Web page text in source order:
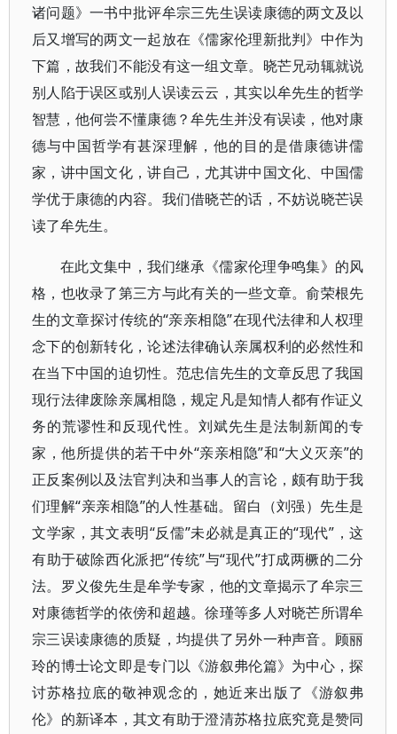
诸问题》一书中批评牟宗三先生误读康德的两文及以
后又增写的两文一起放在《儒家伦理新批判》中作为
下篇，故我们不能没有这一组文章。晓芒兄动辄就说
别人陷于误区或别人误读云云，其实以牟先生的哲学
智慧，他何尝不懂康德？牟先生并没有误读，他对康
德与中国哲学有甚深理解，他的目的是借康德讲儒
家，讲中国文化，讲自己，尤其讲中国文化、中国儒
学优于康德的内容。我们借晓芒的话，不妨说晓芒误
读了牟先生。
在此文集中，我们继承《儒家伦理争鸣集》的风
格，也收录了第三方与此有关的一些文章。俞荣根先
生的文章探讨传统的“亲亲相隐”在现代法律和人权理
念下的创新转化，论述法律确认亲属权利的必然性和
在当下中国的迫切性。范忠信先生的文章反思了我国
现行法律废除亲属相隐，规定凡是知情人都有作证义
务的荒谬性和反现代性。刘斌先生是法制新闻的专
家，他所提供的若干中外“亲亲相隐”和“大义灭亲”的
正反案例以及法官判决和当事人的言论，颇有助于我
们理解“亲亲相隐”的人性基础。留白（刘强）先生是
文学家，其文表明“反儒”未必就是真正的“现代”，这
有助于破除西化派把“传统”与“现代”打成两橛的二分
法。罗义俊先生是牟学专家，他的文章揭示了牟宗三
对康德哲学的依傍和超越。徐瑾等多人对晓芒所谓牟
宗三误读康德的质疑，均提供了另外一种声音。顾丽
玲的博士论文即是专门以《游叙弗伦篇》为中心，探
讨苏格拉底的敬神观念的，她近来出版了《游叙弗
伦》的新译本，其文有助于澄清苏格拉底究竟是赞同